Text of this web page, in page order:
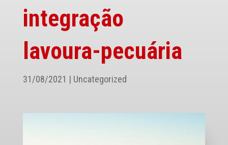
integração
lavoura-pecuária
31/08/2021 | Uncategorized